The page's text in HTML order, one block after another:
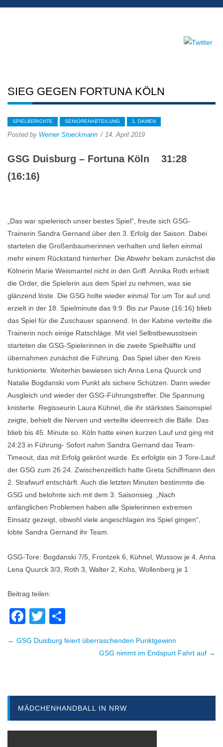
SIEG GEGEN FORTUNA KÖLN
SPIELBERICHTE SENIORENABTEILUNG 1. DAMEN
Posted by Werner Stoeckmann 14. April 2019
GSG Duisburg – Fortuna Köln 31:28
(16:16)
„Das war spielerisch unser bestes Spiel“, freute sich GSG-
Trainerin Sandra Gernand über den 3. Erfolg der Saison. Dabei
starteten die Großenbaumerinnen verhalten und liefen einmal
mehr einem Rückstand hinterher. Die Abwehr bekam zunächst die
Kölnerin Marie Weismantel nicht in den Griff. Annika Roth erhielt
die Order, die Spielerin aus dem Spiel zu nehmen, was sie
glänzend löste. Die GSG holte wieder einmal Tor um Tor auf und
erzielt in der 18. Spielminute das 9:9. Bis zur Pause (16:16) blieb
das Spiel für die Zuschauer spannend. In der Kabine verteilte die
Trainerin noch einige Ratschläge. Mit viel Selbstbewusstsein
starteten die GSG-Spielerinnen in die zweite Spielhälfte und
übernahmen zunächst die Führung. Das Spiel über den Kreis
funktionierte. Weiterhin bewiesen sich Anna Lena Quurck und
Natalie Bogdanski vom Punkt als sichere Schützen. Dann wieder
Ausgleich und wieder der GSG-Führungstreffer. Die Spannung
knisterte. Regisseurin Laura Kühnel, die ihr stärkstes Saisonspiel
zeigte, behielt die Nerven und verteilte ideenreich die Bälle. Das
blieb bis 45. Minute so. Köln hatte einen kurzen Lauf und ging mit
24:23 in Führung- Sofort nahm Sandra Gernand das Team-
Timeout, das mit Erfolg gekrönt wurde. Es erfolgte ein 3 Tore-Lauf
der GSG zum 26:24. Zwischenzeitlich hatte Greta Schiffmann den
2. Strafwurf entschärft. Auch die letzten Minuten bestimmte die
GSG und belohnte sich mit dem 3. Saisonsieg. „Nach
anfänglichen Problemen haben alle Spielerinnen extremen
Einsatz gezeigt, obwohl viele angeschlagen ins Spiel gingen“,
lobte Sandra Gernand ihr Team.
GSG-Tore: Bogdanski 7/5, Frontzek 6, Kühnel, Wussow je 4, Anna
Lena Quurck 3/3, Roth 3, Walter 2, Kohs, Wollenberg je 1
Beitrag teilen:
Facebook
Twitter
Beitragsnavigation
← GSG Duisburg feiert überraschenden Punktgewinn
GSG nimmt im Endspurt Fahrt auf →
MÄDCHENHANDBALL IN NRW